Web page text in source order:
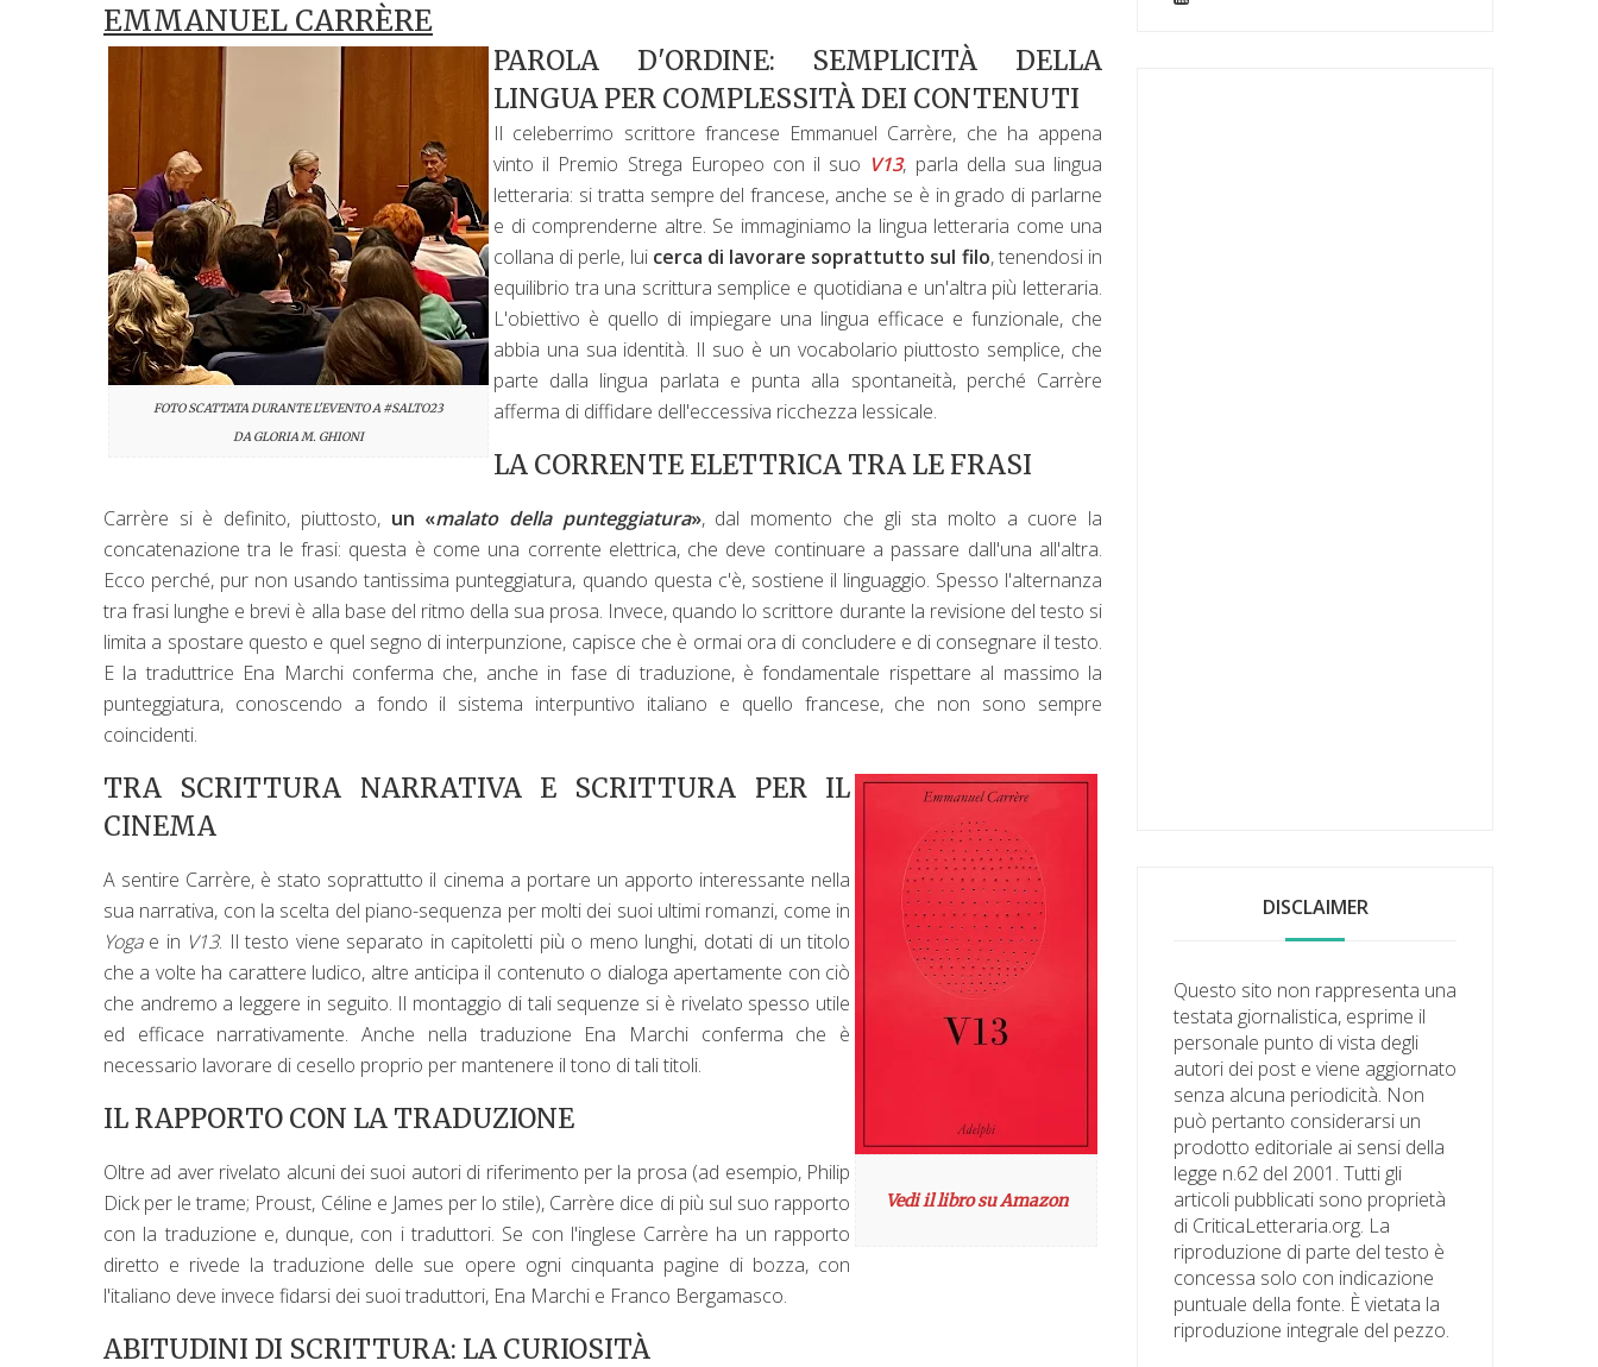
EMMANUEL CARRÈRE
FOTO SCATTATA DURANTE L'EVENTO A #SALTO23
DA GLORIA M. GHIONI
PAROLA D'ORDINE: SEMPLICITÀ DELLA
LINGUA PER COMPLESSITÀ DEI CONTENUTI
Il celeberrimo scrittore francese Emmanuel Carrère, che ha appena
vinto il Premio Strega Europeo con il suo V13, parla della sua lingua
letteraria: si tratta sempre del francese, anche se è in grado di parlarne
e di comprenderne altre. Se immaginiamo la lingua letteraria come una
collana di perle, lui cerca di lavorare soprattutto sul filo, tenendosi in
equilibrio tra una scrittura semplice e quotidiana e un'altra più letteraria.
L'obiettivo è quello di impiegare una lingua efficace e funzionale, che
abbia una sua identità. Il suo è un vocabolario piuttosto semplice, che
parte dalla lingua parlata e punta alla spontaneità, perché Carrère
afferma di diffidare dell'eccessiva ricchezza lessicale.
LA CORRENTE ELETTRICA TRA LE FRASI
Carrère si è definito, piuttosto, un «malato della punteggiatura», dal momento che gli sta molto a cuore la
concatenazione tra le frasi: questa è come una corrente elettrica, che deve continuare a passare dall'una all'altra.
Ecco perché, pur non usando tantissima punteggiatura, quando questa c'è, sostiene il linguaggio. Spesso l'alternanza
tra frasi lunghe e brevi è alla base del ritmo della sua prosa. Invece, quando lo scrittore durante la revisione del testo si
limita a spostare questo e quel segno di interpunzione, capisce che è ormai ora di concludere e di consegnare il testo.
E la traduttrice Ena Marchi conferma che, anche in fase di traduzione, è fondamentale rispettare al massimo la
punteggiatura, conoscendo a fondo il sistema interpuntivo italiano e quello francese, che non sono sempre
coincidenti.
Vedi il libro su Amazon
TRA SCRITTURA NARRATIVA E SCRITTURA PER IL
CINEMA
A sentire Carrère, è stato soprattutto il cinema a portare un apporto interessante nella
sua narrativa, con la scelta del piano-sequenza per molti dei suoi ultimi romanzi, come in
Yogae in V13. Il testo viene separato in capitoletti più o meno lunghi, dotati di un titolo
che a volte ha carattere ludico, altre anticipa il contenuto o dialoga apertamente con ciò
che andremo a leggere in seguito. Il montaggio di tali sequenze si è rivelato spesso utile
ed efficace narrativamente. Anche nella traduzione Ena Marchi conferma che è
necessario lavorare di cesello proprio per mantenere il tono di tali titoli.
IL RAPPORTO CON LA TRADUZIONE
Oltre ad aver rivelato alcuni dei suoi autori di riferimento per la prosa (ad esempio, Philip
Dick per le trame; Proust, Céline e James per lo stile), Carrère dice di più sul suo rapporto
con la traduzione e, dunque, con i traduttori. Se con l'inglese Carrère ha un rapporto
diretto e rivede la traduzione delle sue opere ogni cinquanta pagine di bozza, con
l'italiano deve invece fidarsi dei suoi traduttori, Ena Marchi e Franco Bergamasco.
ABITUDINI DI SCRITTURA: LA CURIOSITÀ
DISCLAIMER
Questo sito non rappresenta una
testata giornalistica, esprime il
personale punto di vista degli
autori dei post e viene aggiornato
senza alcuna periodicità. Non
può pertanto considerarsi un
prodotto editoriale ai sensi della
legge n.62 del 2001. Tutti gli
articoli pubblicati sono proprietà
di CriticaLetteraria.org. La
riproduzione di parte del testo è
concessa solo con indicazione
puntuale della fonte. È vietata la
riproduzione integrale del pezzo.